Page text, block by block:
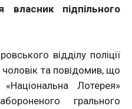
власник підпільного
відділу поліції
та повідомив, що
Лотерея»
грального